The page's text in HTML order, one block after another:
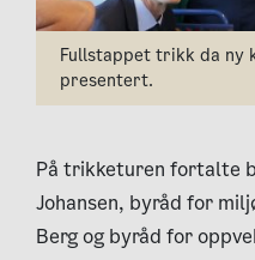
Fullstappet trikk da ny
presentert.
På trikketuren fortalte
Johansen, byråd for
Berg og byråd for